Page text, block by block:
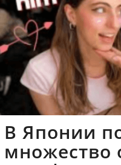
В Японии
множество